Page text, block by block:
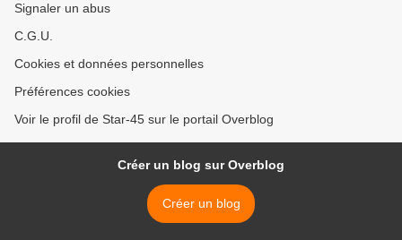
Signaler un abus
C.G.U.
Cookies et données personnelles
Préférences cookies
Voir le profil de Star-45 sur le portail Overblog
Créer un blog sur Overblog
Créer un blog